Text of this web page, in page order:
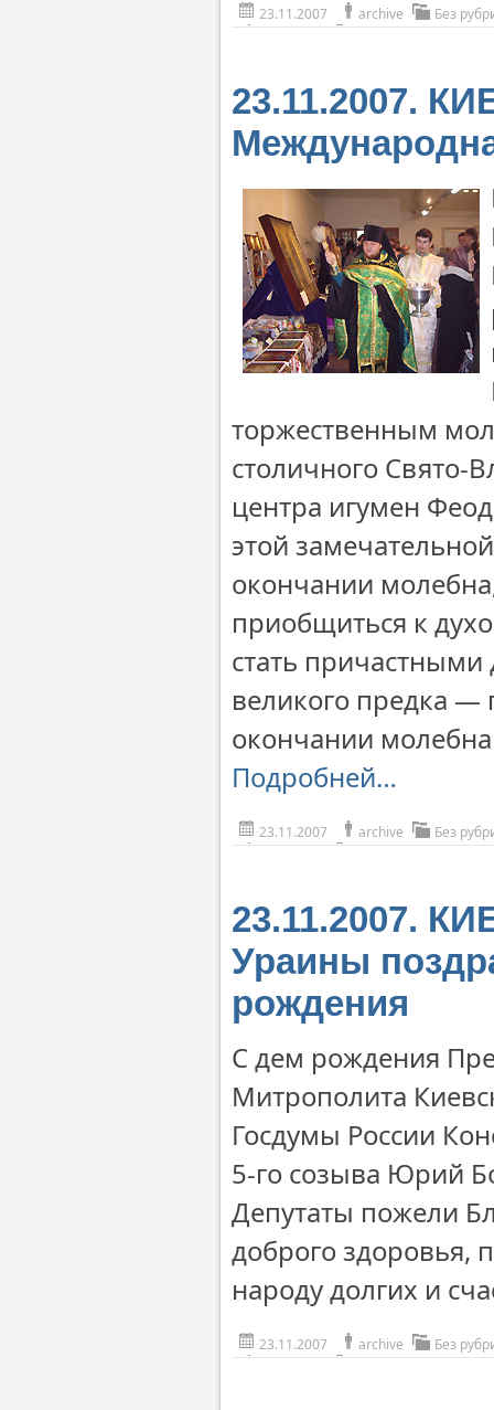
23.11.2007 archive Без
23.11.2007.
торжественным
столичного Свято-
центра игумен
этой
окончании
приобщиться к
стать причастными
великого предка —
окончании
Подробней…
23.11.2007 archive Без
23.11.2007.
Ураины
рождения
С дем рождения
Митрополита
Госдумы России
5-го созыва Юрий
Депутаты пожели
доброго здоровья,
народу долгих и
23.11.2007 archive Без